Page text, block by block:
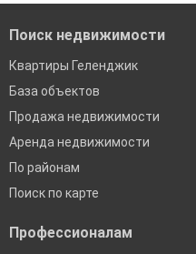
Поиск недвижимости
Квартиры Геленджик
База объектов
Продажа недвижимости
Аренда недвижимости
По районам
Поиск по карте
Профессионалам